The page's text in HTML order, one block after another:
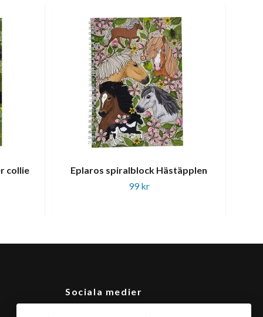
collie
Eplaros spiralblock Hästäpplen
99 kr
Sociala medier